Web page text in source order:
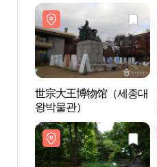
世宗大王博物馆（세종대
왕박물관）